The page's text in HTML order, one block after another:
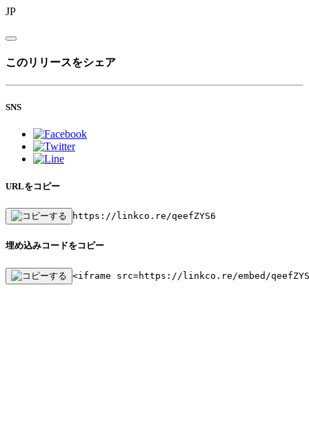
JP
このリリースをシェア
SNS
URLをコピー
https://linkco.re/qeefZYS6
埋め込みコードをコピー
<iframe src=https://linkco.re/embed/